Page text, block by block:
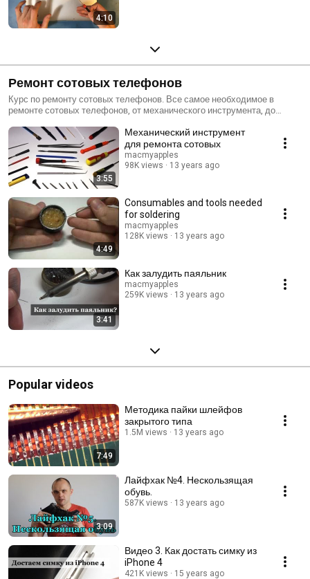
4:10
Ремонт сотовых телефонов
Курс по ремонту сотовых телефонов. Все самое необходимое в
ремонте сотовых телефонов, от механического инструмента, до
поверхностного монтажа. Пайка SMD-элементов. Пайка шлейфов.
Пайка разъемов. Методика пайки BGA. Ремонт залитых телефонов.
3:55
Механический инструмент
для ремонта сотовых
macmyapples
98K views
13 years ago
4:49
Consumables and tools needed
for soldering
macmyapples
128K views
13 years ago
3:41
Как залудить паяльник
macmyapples
259K views
13 years ago
Popular videos
7:49
Методика пайки шлейфов
закрытого типа
1.5M views 13 years ago
3:09
Лайфхак №4. Нескользящая
обувь.
587K views 13 years ago
Видео 3. Как достать симку из
iPhone 4
421K views 15 years ago